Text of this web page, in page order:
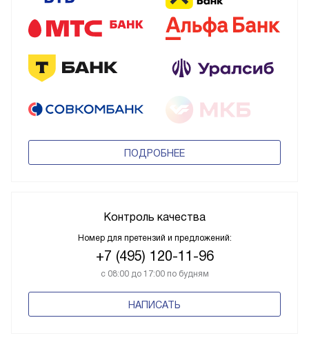
ПОДРОБНЕЕ
Контроль качества
Номер для претензий и предложений:
+7 (495) 120-11-96
с 08:00 до 17:00 по будням
НАПИСАТЬ